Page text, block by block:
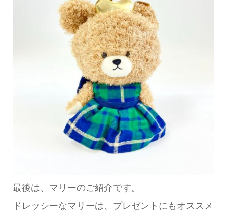
最後は、マリーのご紹介です。
ドレッシーなマリーは、プレゼントにもオススメ